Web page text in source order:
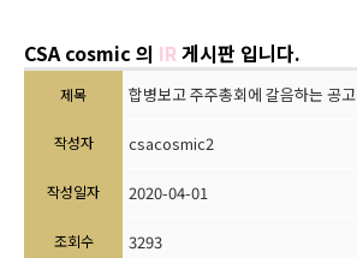
CSA cosmic 의 IR게시판 입니다.
제목 합병보고 주주총회에 갈음하는 공고
작성자 csacosmic2
작성일자 2020-04-01
조회수 3293